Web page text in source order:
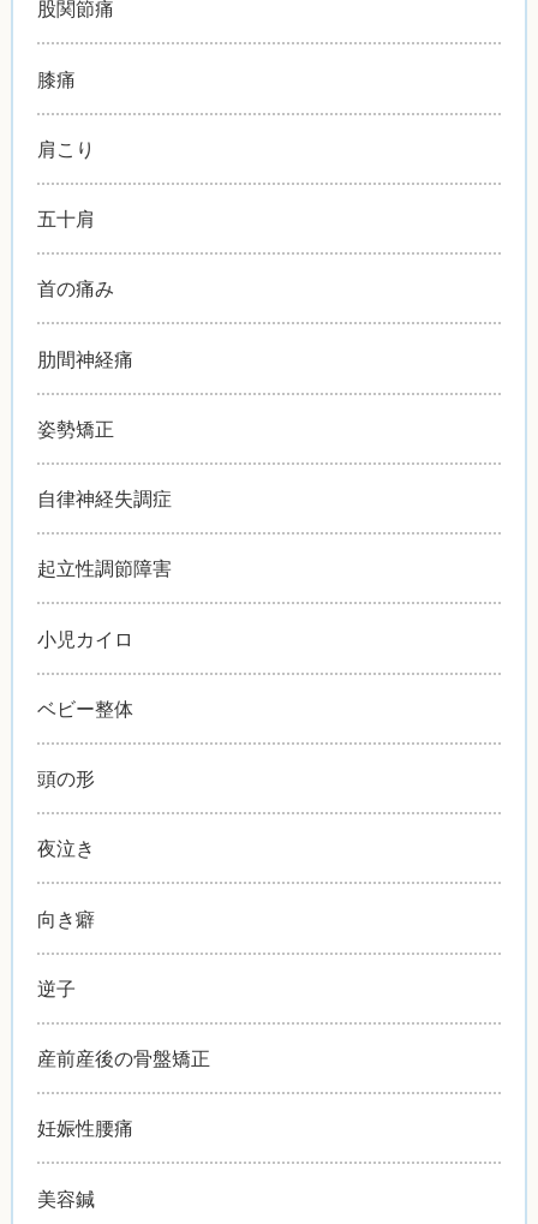
股関節痛
膝痛
肩こり
五十肩
首の痛み
肋間神経痛
姿勢矯正
自律神経失調症
起立性調節障害
小児カイロ
ベビー整体
頭の形
夜泣き
向き癖
逆子
産前産後の骨盤矯正
妊娠性腰痛
美容鍼